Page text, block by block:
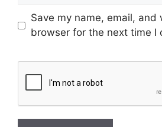
Save my name, email, and
browser for the next time I